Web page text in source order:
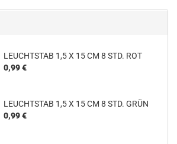
LEUCHTSTAB 1,5 X 15 CM 8 STD. ROT
0,99 €
LEUCHTSTAB 1,5 X 15 CM 8 STD. GRÜN
0,99 €